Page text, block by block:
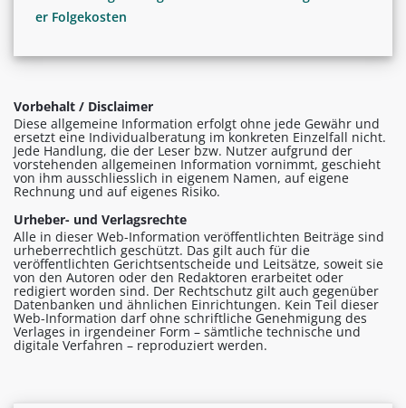
er Folgekosten
Vorbehalt / Disclaimer
Diese allgemeine Information erfolgt ohne jede Gewähr und
ersetzt eine Individualberatung im konkreten Einzelfall nicht.
Jede Handlung, die der Leser bzw. Nutzer aufgrund der
vorstehenden allgemeinen Information vornimmt, geschieht
von ihm ausschliesslich in eigenem Namen, auf eigene
Rechnung und auf eigenes Risiko.
Urheber- und Verlagsrechte
Alle in dieser Web-Information veröffentlichten Beiträge sind
urheberrechtlich geschützt. Das gilt auch für die
veröffentlichten Gerichtsentscheide und Leitsätze, soweit sie
von den Autoren oder den Redaktoren erarbeitet oder
redigiert worden sind. Der Rechtschutz gilt auch gegenüber
Datenbanken und ähnlichen Einrichtungen. Kein Teil dieser
Web-Information darf ohne schriftliche Genehmigung des
Verlages in irgendeiner Form – sämtliche technische und
digitale Verfahren – reproduziert werden.